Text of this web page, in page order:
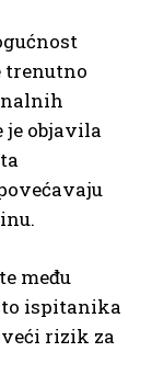
trenutno
objavila
među
ispitanika
rizik za